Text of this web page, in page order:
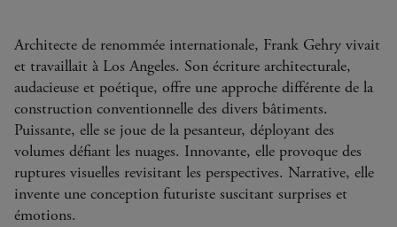
Architecte de renommée internationale, Frank Gehry vivait
et travaillait à Los Angeles. Son écriture architecturale,
audacieuse et poétique, offre une approche différente de la
construction conventionnelle des divers bâtiments.
Puissante, elle se joue de la pesanteur, déployant des
volumes défiant les nuages. Innovante, elle provoque des
ruptures visuelles revisitant les perspectives. Narrative, elle
invente une conception futuriste suscitant surprises et
émotions.